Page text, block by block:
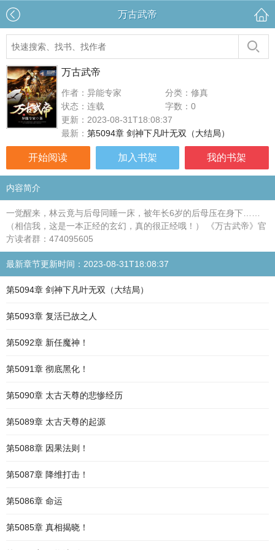
万古武帝
万古武帝
作者：异能专家
分类：修真
状态：连载
字数：0
更新：2023-08-31T18:08:37
最新： 第5094章 剑神下凡叶无双（大结局）
开始阅读 加入书架 我的书架
内容简介
一觉醒来，林云竟与后母同睡一床，被年长6岁的后母压在身下……
（相信我，这是一本正经的玄幻，真的很正经哦！） 《万古武帝》官
方读者群：474095605
最新章节更新时间：2023-08-31T18:08:37
第5094章 剑神下凡叶无双（大结局）
第5093章 复活已故之人
第5092章 新任魔神！
第5091章 彻底黑化！
第5090章 太古天尊的悲惨经历
第5089章 太古天尊的起源
第5088章 因果法则！
第5087章 降维打击！
第5086章 命运
第5085章 真相揭晓！